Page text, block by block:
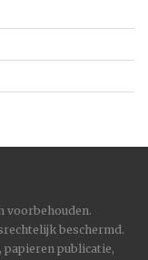
voorbehouden.
beschermd.
papieren publicatie,